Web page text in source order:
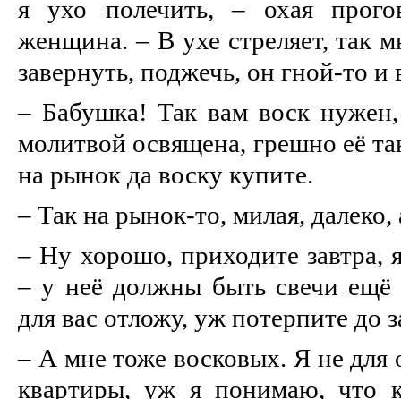
я ухо полечить, – охая
женщина. – В ухе стреляет, так
завернуть, поджечь, он гной-то и
– Бабушка! Так вам воск нужен,
молитвой освящена, грешно её
на рынок да воску купите.
– Так на рынок-то, милая, далеко,
– Ну хорошо, приходите
– у неё должны быть свечи
для вас отложу, уж потерпите до
– А мне тоже восковых. Я не для
квартиры, уж я понимаю, что